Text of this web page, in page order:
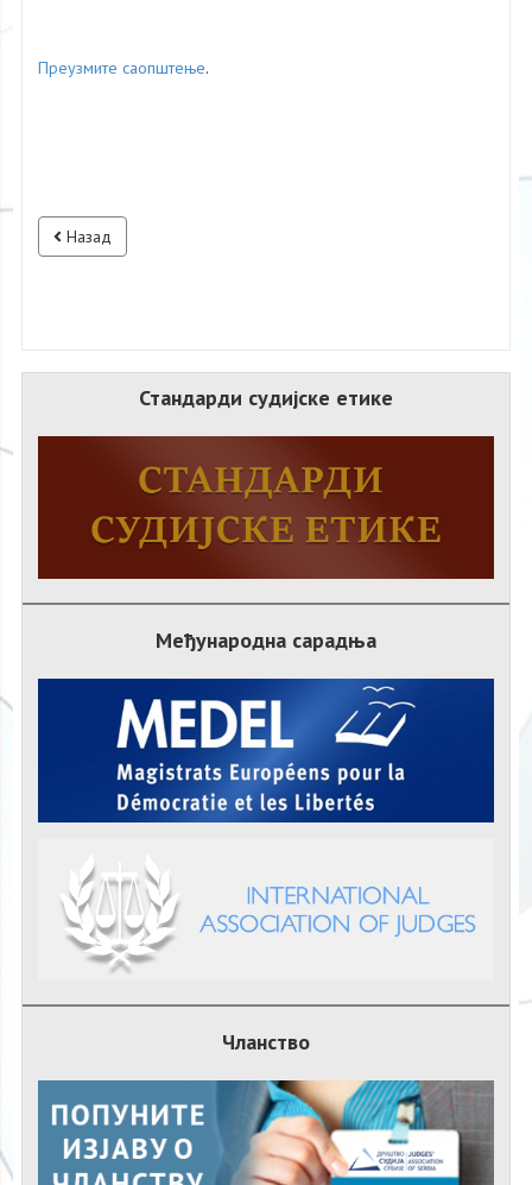
Преузмите саопштење.
Назад
Стандарди судијске етике
Међународна сарадња
Чланство